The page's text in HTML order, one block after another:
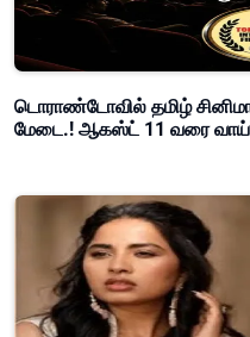
டொராண்டோவில் தமிழ்
மேடை.! ஆகஸ்ட் 11 வரை